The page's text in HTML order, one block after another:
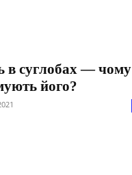
в суглобах — чому
його?